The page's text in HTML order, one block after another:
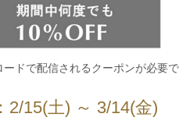
ドで配信されるクーポンが必要で
15(土) ～ 3/14(金)